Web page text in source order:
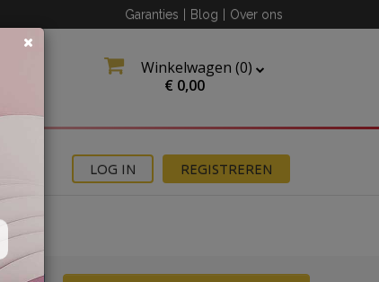
Garanties Blog Over ons
Winkelwagen (0)
€ 0,00
REGISTREREN
LOG IN